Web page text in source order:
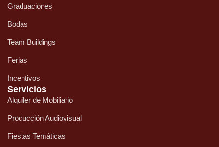
Graduaciones
Bodas
Team Buildings
Ferias
Incentivos
Servicios
Alquiler de Mobiliario
Producción Audiovisual
Fiestas Temáticas